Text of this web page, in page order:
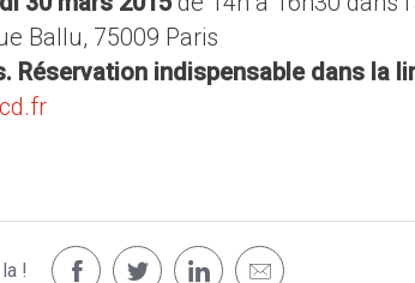
Ballu, 75009 Paris
Réservation indispensable dans la
!